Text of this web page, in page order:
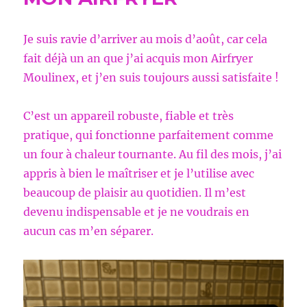
Je suis ravie d’arriver au mois d’août, car cela
fait déjà un an que j’ai acquis mon Airfryer
Moulinex, et j’en suis toujours aussi satisfaite !
C’est un appareil robuste, fiable et très
pratique, qui fonctionne parfaitement comme
un four à chaleur tournante. Au fil des mois, j’ai
appris à bien le maîtriser et je l’utilise avec
beaucoup de plaisir au quotidien. Il m’est
devenu indispensable et je ne voudrais en
aucun cas m’en séparer.